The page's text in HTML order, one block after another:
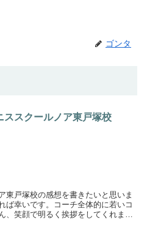
ゴンタ
ススクールノア東戸塚校
東戸塚校の感想を書きたいと思いま
ば幸いです。コーチ全体的に若いコ
、笑顔で明るく挨拶をしてくれま